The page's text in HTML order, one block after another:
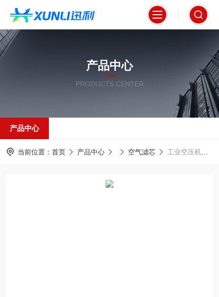
产品中心
PRODUCTS CENTER
产品中心
当前位置： 首页 产品中心 空气滤芯 工业空压机组配套自洁式滤芯320*900